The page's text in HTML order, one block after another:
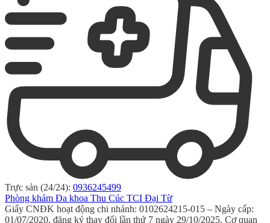
Trực sản (24/24): 0936245499
Phòng khám Đa khoa Thu Cúc TCI Đại Từ
Giấy CNĐK hoạt động chi nhánh: 0102624215-015 – Ngày cấp:
01/07/2020, đăng ký thay đổi lần thứ 7 ngày 29/10/2025. Cơ quan